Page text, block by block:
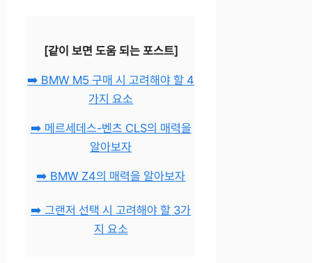
[같이 보면 도움 되는 포스트]
➡️ BMW M5 구매 시 고려해야 할 4
가지 요소
➡️ 메르세데스-벤츠 CLS의 매력을
알아보자
➡️ BMW Z4의 매력을 알아보자
➡️ 그랜저 선택 시 고려해야 할 3가
지 요소